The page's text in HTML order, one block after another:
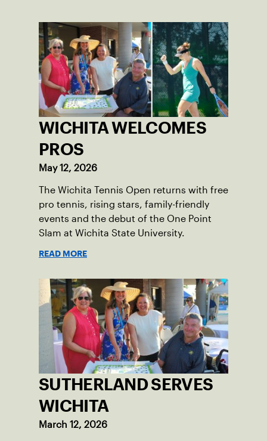
WICHITA WELCOMES
PROS
May 12, 2026
The Wichita Tennis Open returns with free
pro tennis, rising stars, family-friendly
events and the debut of the One Point
Slam at Wichita State University.
READ MORE
SUTHERLAND SERVES
WICHITA
March 12, 2026